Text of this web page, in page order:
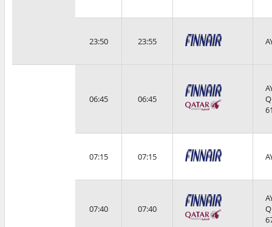
23:50 23:55
06:45 06:45
07:15 07:15
07:40 07:40